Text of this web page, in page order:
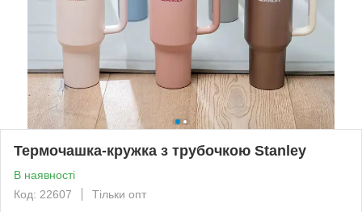
Термочашка-кружка з трубочкою Stanley
В наявності
Код: 22607
Тільки опт